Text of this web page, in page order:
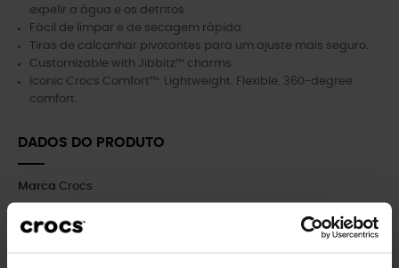
expelir a água e os detritos.
Fácil de limpar e de secagem rápida.
Tiras de calcanhar pivotantes para um ajuste mais seguro.
Customizable with Jibbitz™ charms.
Iconic Crocs Comfort™: Lightweight. Flexible. 360-degree
comfort.
DADOS DO PRODUTO
Marca Crocs
Referência SIN EAN_159_C4